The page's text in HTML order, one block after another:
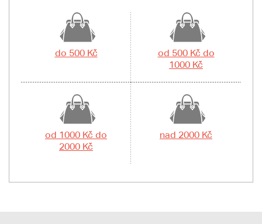
do 500 Kč
od 500 Kč do
1000 Kč
od 1000 Kč do
2000 Kč
nad 2000 Kč